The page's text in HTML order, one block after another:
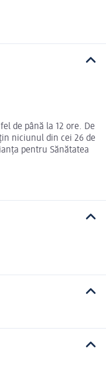
de până la 12 ore. De
niciunul din cei 26 de
pentru Sănătatea